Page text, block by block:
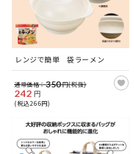
レンジで簡単 袋ラーメン
通常価格：350円(税抜)
242 円
(税込266円)